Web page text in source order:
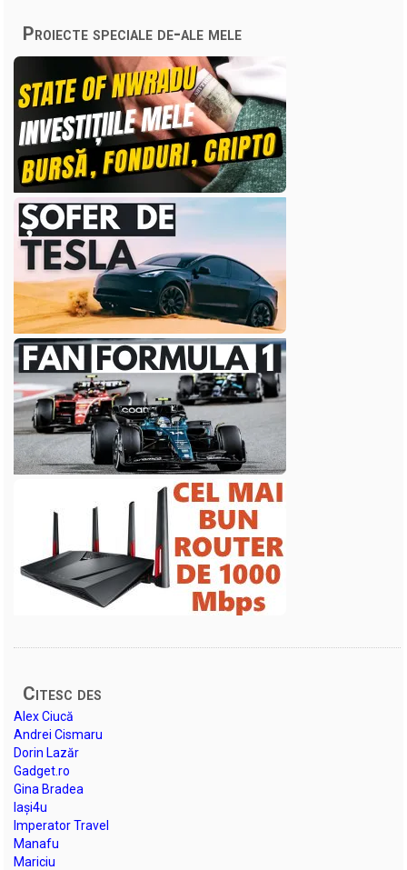
Proiecte speciale de-ale mele
Citesc des
Alex Ciucă
Andrei Cismaru
Dorin Lazăr
Gadget.ro
Gina Bradea
Iași4u
Imperator Travel
Manafu
Mariciu